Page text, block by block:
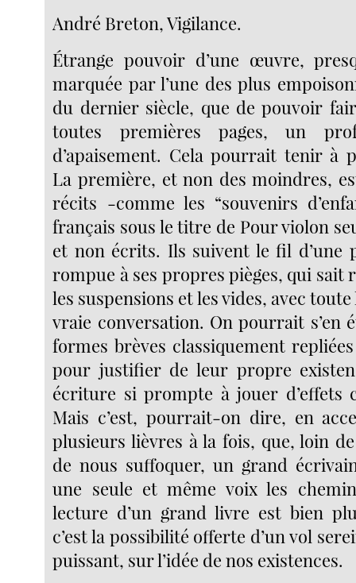
André Breton, Vigilance.
Étrange pouvoir d’une œuvre,
marquée par l’une des plus
du dernier siècle, que de pouvoir
toutes premières pages, un
d’apaisement. Cela pourrait tenir à
La première, et non des moindres,
récits -comme les “souvenirs
français sous le titre de Pour violon
et non écrits. Ils suivent le fil d’une
rompue à ses propres pièges, qui sait
les suspensions et les vides, avec toute
vraie conversation. On pourrait s’en
formes brèves classiquement
pour justifier de leur propre
écriture si prompte à jouer d’effets
Mais c’est, pourrait-on dire, en
plusieurs lièvres à la fois, que, loin
de nous suffoquer, un grand
une seule et même voix les
lecture d’un grand livre est bien
c’est la possibilité offerte d’un vol
puissant, sur l’idée de nos existences.